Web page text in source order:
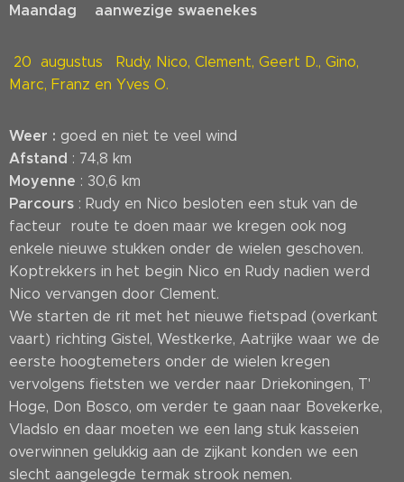
Maandag aanwezige swaenekes
20 augustus Rudy, Nico, Clement, Geert D., Gino,
Marc, Franz en Yves O.
Weer : goed en niet te veel wind
Afstand : 74,8 km
Moyenne : 30,6 km
Parcours : Rudy en Nico besloten een stuk van de
facteur route te doen maar we kregen ook nog
enkele nieuwe stukken onder de wielen geschoven.
Koptrekkers in het begin Nico en Rudy nadien werd
Nico vervangen door Clement.
We starten de rit met het nieuwe fietspad (overkant
vaart) richting Gistel, Westkerke, Aatrijke waar we de
eerste hoogtemeters onder de wielen kregen
vervolgens fietsten we verder naar Driekoningen, T'
Hoge, Don Bosco, om verder te gaan naar Bovekerke,
Vladslo en daar moeten we een lang stuk kasseien
overwinnen gelukkig aan de zijkant konden we een
slecht aangelegde termak strook nemen.